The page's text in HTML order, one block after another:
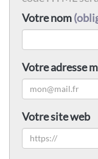
Votre nom
Votre adresse
Votre site web